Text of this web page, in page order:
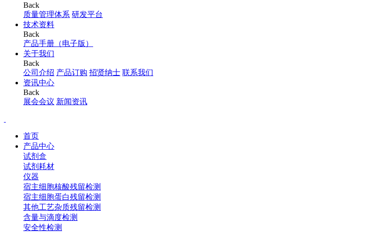
Back
质量管理体系 研发平台
技术资料
Back
产品手册（电子版）
关于我们
Back
公司介绍 产品订购 招贤纳士 联系我们
资讯中心
Back
展会会议 新闻资讯
首页
产品中心
试剂盒
试剂耗材
仪器
宿主细胞核酸残留检测
宿主细胞蛋白残留检测
其他工艺杂质残留检测
含量与滴度检测
安全性检测